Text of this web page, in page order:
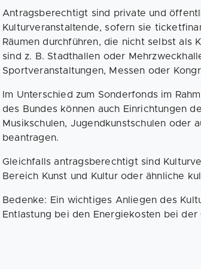
Antragsberechtigt sind private und
Kulturveranstaltende, sofern sie
Räumen durchführen, die nicht selbst als
sind z. B. Stadthallen oder
Sportveranstaltungen, Messen oder
Im Unterschied zum Sonderfonds im
des Bundes können auch Einrichtungen
Musikschulen, Jugendkunstschulen oder
beantragen.
Gleichfalls antragsberechtigt sind
Bereich Kunst und Kultur oder ähnliche
Bedenke: Ein wichtiges Anliegen des
Entlastung bei den Energiekosten bei